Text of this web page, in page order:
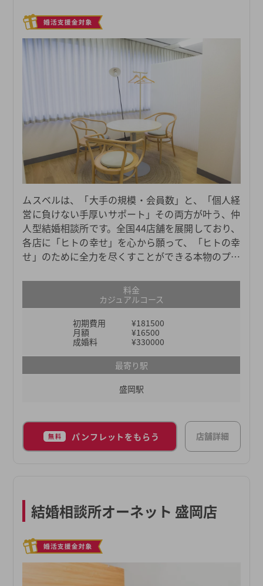
ムスベルは、「大手の規模・会員数」と、「個人経
営に負けない手厚いサポート」その両方が叶う、仲
人型結婚相談所です。全国44店舗を展開しており、
各店に「ヒトの幸せ」を心から願って、「ヒトの幸
せ」のために全力を尽くすことができる本物のプロ
りの幸せを真剣に考え、真摯に向き合い、親身に寄
り添い、全力でサポートしているからこそ、これま
でにマニュアルにはない柔軟なサポートも数多く見
てきました。それがなければ成婚につながらなかっ
たという事例も数多くございます。ムスベルの仲人
が、あなたの婚活をご成婚までしっかり伴走させて
料金
カジュアルコース
初期費用
¥181500
月額
¥16500
成婚料
¥330000
最寄り駅
盛岡駅
無料 パンフレットをもらう 店舗詳細
結婚相談所オーネット 盛岡店